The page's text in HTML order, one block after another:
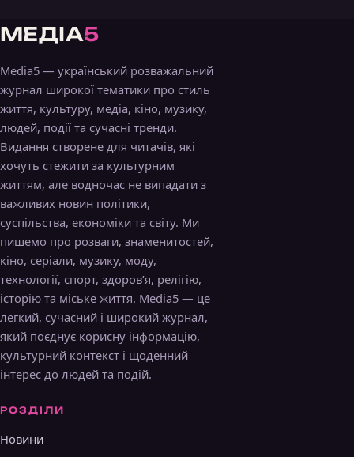
МЕДІА5
Media5 — український розважальний
журнал широкої тематики про стиль
життя, культуру, медіа, кіно, музику,
людей, події та сучасні тренди.
Видання створене для читачів, які
хочуть стежити за культурним
життям, але водночас не випадати з
важливих новин політики,
суспільства, економіки та світу. Ми
пишемо про розваги, знаменитостей,
кіно, серіали, музику, моду,
технології, спорт, здоров’я, релігію,
історію та міське життя. Media5 — це
легкий, сучасний і широкий журнал,
який поєднує корисну інформацію,
культурний контекст і щоденний
інтерес до людей та подій.
РОЗДІЛИ
Новини